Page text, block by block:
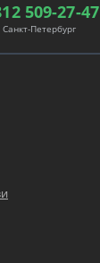
509-27-47
Санкт-Петербург